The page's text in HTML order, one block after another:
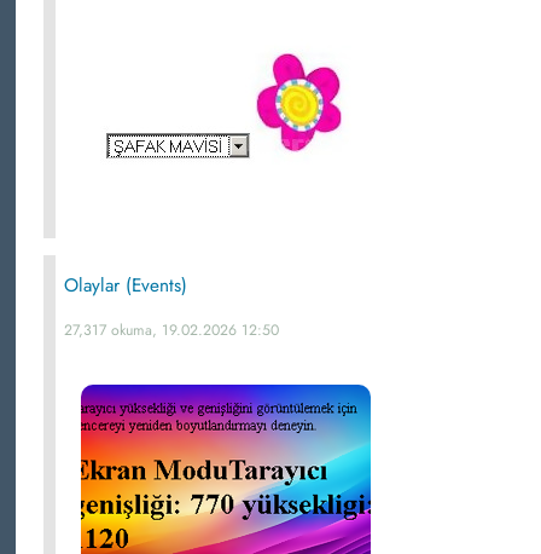
Olaylar (Events)
27,317 okuma, 19.02.2026 12:50